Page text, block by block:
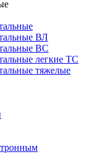
ВЛ
ВС
легкие ТС
тяжелые